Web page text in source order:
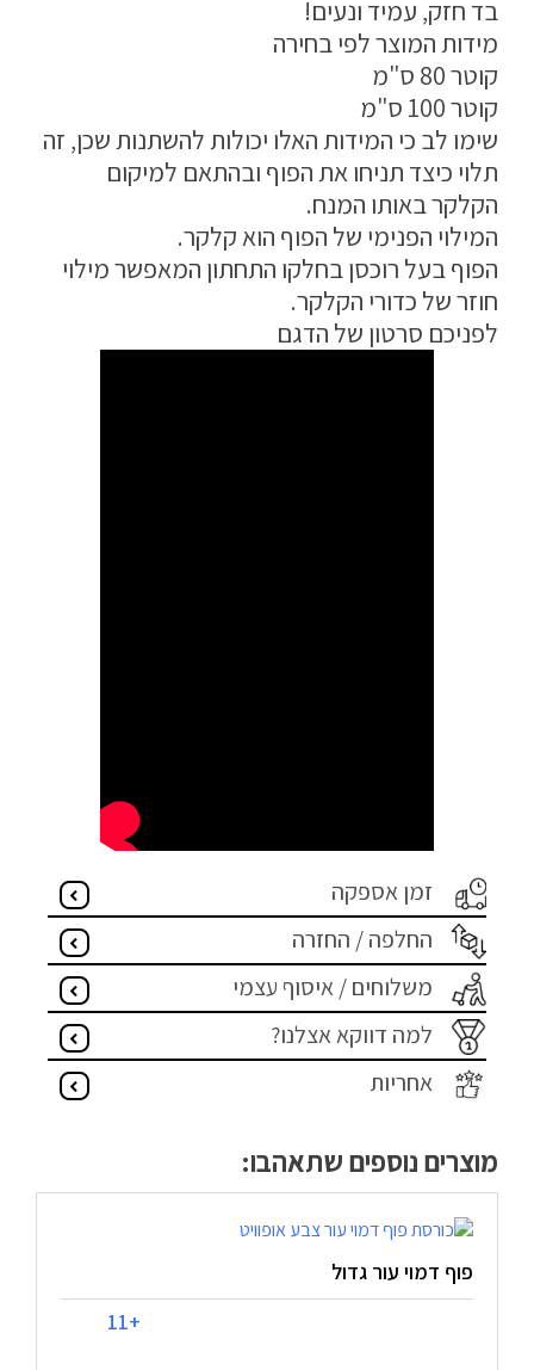
בד חזק, עמיד ונעים!
מידות המוצר לפי בחירה
קוטר 80 ס"מ
קוטר 100 ס"מ
שימו לב כי המידות האלו יכולות להשתנות שכן, זה
תלוי כיצד תניחו את הפוף ובהתאם למיקום
הקלקר באותו המנח.
המילוי הפנימי של הפוף הוא קלקר.
הפוף בעל רוכסן בחלקו התחתון המאפשר מילוי
חוזר של כדורי הקלקר.
לפניכם סרטון של הדגם
זמן אספקה
החלפה / החזרה
משלוחים / איסוף עצמי
למה דווקא אצלנו?
אחריות
מוצרים נוספים שתאהבו:
פוף דמוי עור גדול
+11